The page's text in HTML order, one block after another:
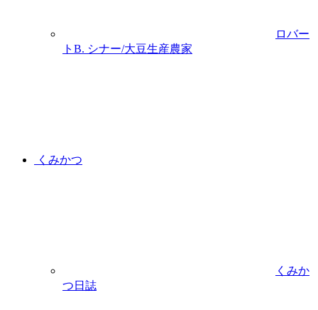
ロバー
トB. シナー/大豆生産農家
くみかつ
くみか
つ日誌